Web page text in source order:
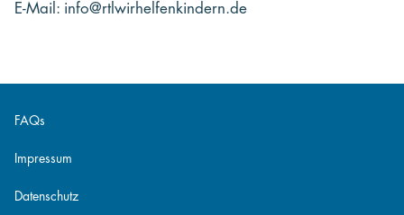
E-Mail: info@rtlwirhelfenkindern.de
FAQs
Impressum
Datenschutz